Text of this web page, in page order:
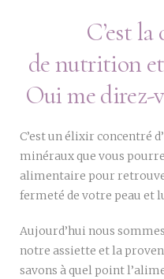
C’est
de nutrition
Oui me direz-
C’est un élixir concentré
minéraux que vous
alimentaire pour
fermeté de votre peau et
Aujourd’hui nous
notre assiette et la
savons à quel point